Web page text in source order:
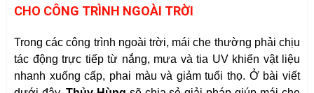
CHO CÔNG TRÌNH NGOÀI TRỜI
Trong các công trình ngoài trời, mái che thường phải chịu
tác động trực tiếp từ nắng, mưa và tia UV khiến vật liệu
nhanh xuống cấp, phai màu và giảm tuổi thọ. Ở bài viết